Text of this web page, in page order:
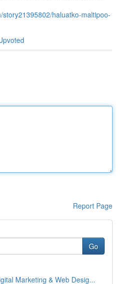
haluatko-maltipoo-
Report Page
Go
Marketing & Web Desig...